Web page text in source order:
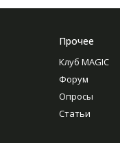
Прочее
Клуб MAGIC
Форум
Опросы
Статьи